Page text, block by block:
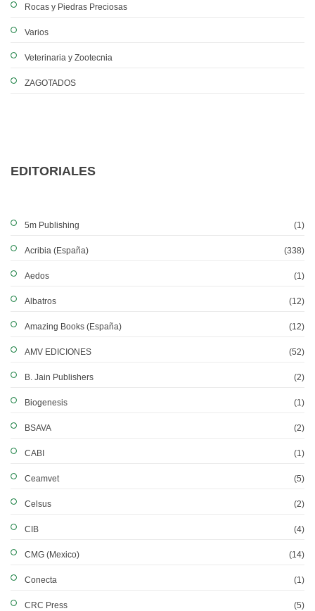
Rocas y Piedras Preciosas
Varios
Veterinaria y Zootecnia
ZAGOTADOS
EDITORIALES
5m Publishing (1)
Acribia (España) (338)
Aedos (1)
Albatros (12)
Amazing Books (España) (12)
AMV EDICIONES (52)
B. Jain Publishers (2)
Biogenesis (1)
BSAVA (2)
CABI (1)
Ceamvet (5)
Celsus (2)
CIB (4)
CMG (Mexico) (14)
Conecta (1)
CRC Press (5)